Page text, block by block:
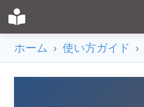
ホーム › 使い方ガイド ›